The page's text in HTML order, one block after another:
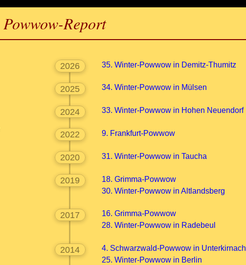
Powwow-Report
2026 35. Winter-Powwow in Demitz-Thumitz
2025 34. Winter-Powwow in Mülsen
2024 33. Winter-Powwow in Hohen Neuendorf
2022 9. Frankfurt-Powwow
2020 31. Winter-Powwow in Taucha
2019
18. Grimma-Powwow
30. Winter-Powwow in Altlandsberg
2017
16. Grimma-Powwow
28. Winter-Powwow in Radebeul
2014
4. Schwarzwald-Powwow in Unterkirnach
25. Winter-Powwow in Berlin